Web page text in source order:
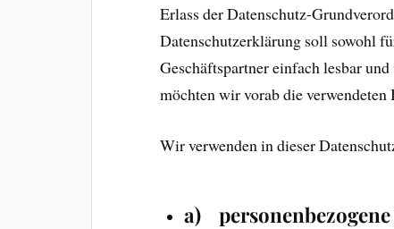
Erlass der Datenschutz-
Datenschutzerklärung soll sowohl
Geschäftspartner einfach lesbar
möchten wir vorab die
Wir verwenden in dieser
a) personenbezogene